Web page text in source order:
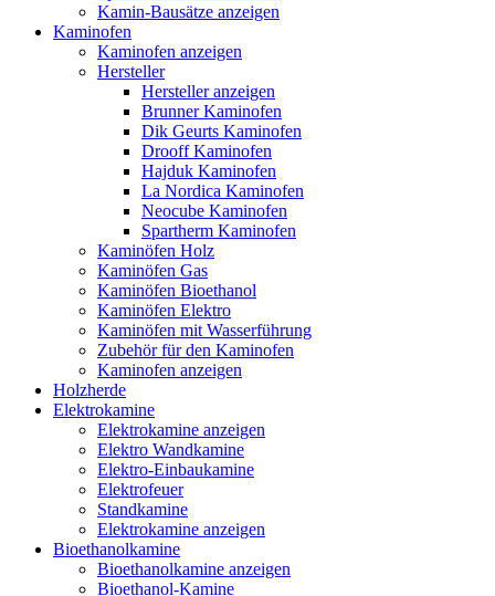
Kamin-Bausätze anzeigen
Kaminofen
Kaminofen anzeigen
Hersteller
Hersteller anzeigen
Brunner Kaminofen
Dik Geurts Kaminofen
Drooff Kaminofen
Hajduk Kaminofen
La Nordica Kaminofen
Neocube Kaminofen
Spartherm Kaminofen
Kaminöfen Holz
Kaminöfen Gas
Kaminöfen Bioethanol
Kaminöfen Elektro
Kaminöfen mit Wasserführung
Zubehör für den Kaminofen
Kaminofen anzeigen
Holzherde
Elektrokamine
Elektrokamine anzeigen
Elektro Wandkamine
Elektro-Einbaukamine
Elektrofeuer
Standkamine
Elektrokamine anzeigen
Bioethanolkamine
Bioethanolkamine anzeigen
Bioethanol-Kamine